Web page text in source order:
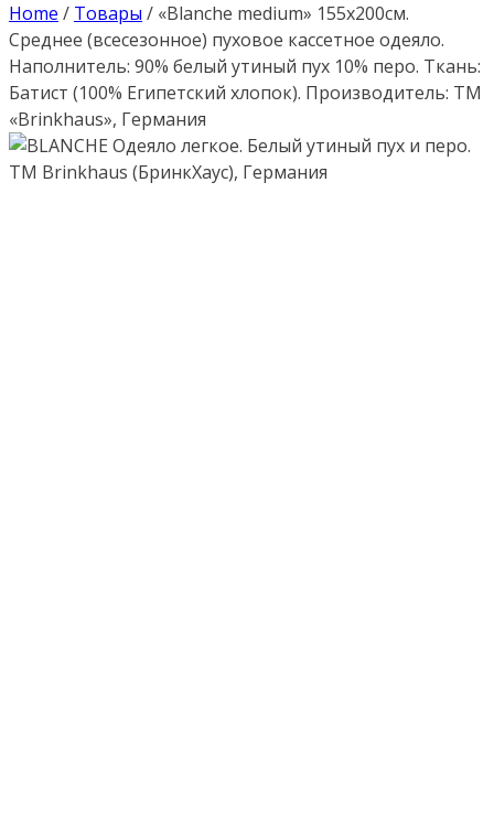
Home / Товары / «Blanche medium» 155х200см.
Среднее (всесезонное) пуховое кассетное одеяло.
Наполнитель: 90% белый утиный пух 10% перо. Ткань:
Батист (100% Египетский хлопок). Производитель: ТМ
«Brinkhaus», Германия